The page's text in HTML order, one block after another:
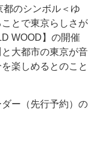
のシンボル＜ゆ
とで東京らしさが
WOOD】の開催
大都市の東京が音
楽しめるとのこと
ー（先行予約）の